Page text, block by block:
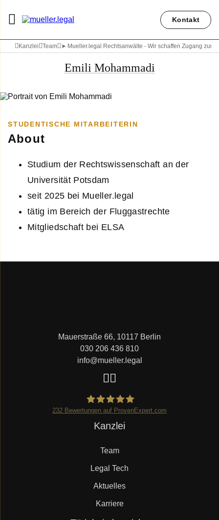
Kontakt
Kanzlei Team ➤ Mueller.legal Rechtsanwälte - Wir schaffen Zugang zum
Emili Mohammadi
STUDENTISCHE MITARBEITERIN
About
Studium der Rechtswissenschaft an der
Universität Potsdam
seit 2025 bei Mueller.legal
tätig im Bereich der Fluggastrechte
Mitgliedschaft bei ELSA
Mauerstraße 66, 10117 Berlin
030 206 436 810
info@mueller.legal
Mueller.legal
232 Bewertungen auf ProvenExpert.com
Kanzlei
Team
Legal Tech
Aktuelles
Karriere